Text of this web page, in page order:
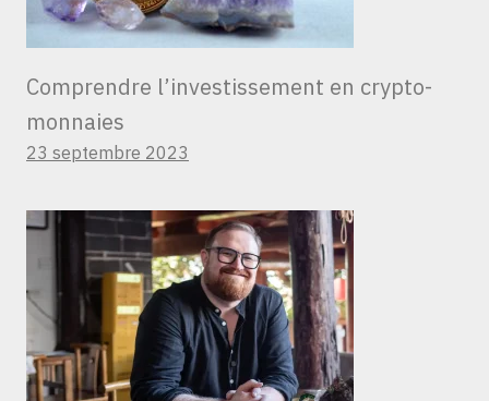
Comprendre l’investissement en crypto-
monnaies
23 septembre 2023